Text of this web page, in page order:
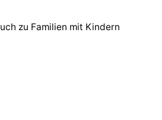
zu Familien mit Kindern